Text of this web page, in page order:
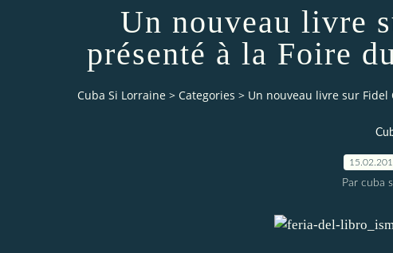
Un nouveau livre
présenté à la Foire
Cuba Si Lorraine > Categories > Un nouveau livre sur Fidel
Par cuba